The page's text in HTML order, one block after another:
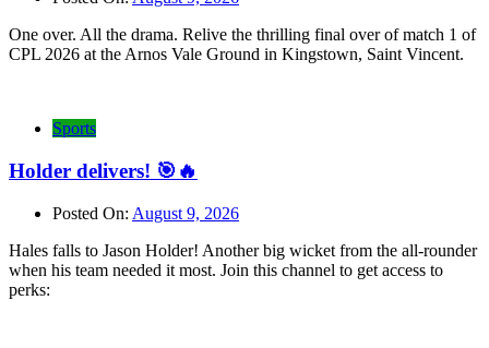
One over. All the drama. Relive the thrilling final over of match 1 of
CPL 2026 at the Arnos Vale Ground in Kingstown, Saint Vincent.
Sports
Holder delivers! 🎯🔥
Posted On: August 9, 2026
Hales falls to Jason Holder! Another big wicket from the all-rounder
when his team needed it most. Join this channel to get access to
perks: